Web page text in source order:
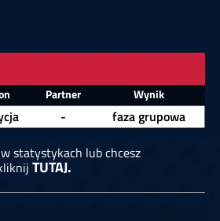
Partner Wynik
-
faza grupowa
w statystykach lub chcesz
TUTAJ.